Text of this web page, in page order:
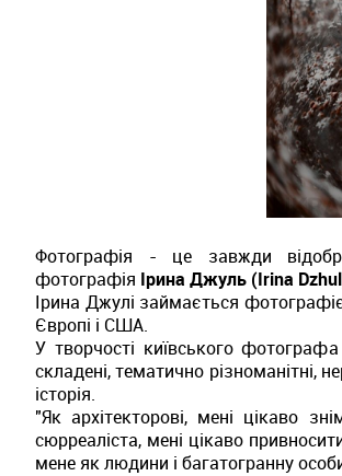
Фотографія - це завжди
фотографія Ірина Джуль (Irina
Ірина Джулі займається
Європі і США.
У творчості київського
складені, тематично різноманітні,
історія.
"Як архітекторові, мені цікаво
сюрреаліста, мені цікаво
мене як людини і багатогранну